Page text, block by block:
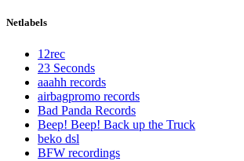
Netlabels
12rec
23 Seconds
aaahh records
airbagpromo records
Bad Panda Records
Beep! Beep! Back up the Truck
beko dsl
BFW recordings